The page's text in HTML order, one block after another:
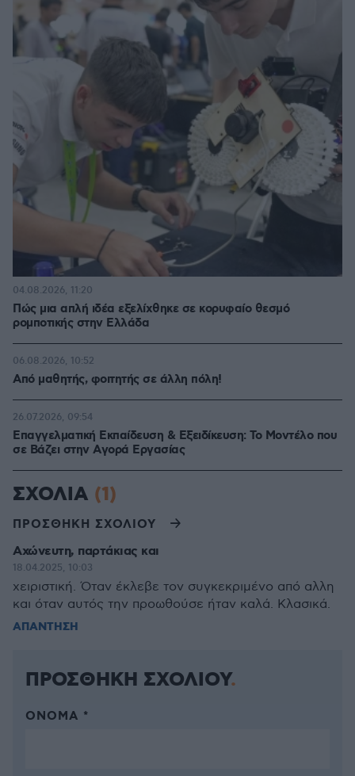
Πώς μια απλή ιδέα εξελίχθηκε σε κορυφαίο θεσμό
ρομποτικής στην Ελλάδα
04.08.2026, 11:20
Από μαθητής, φοιτητής σε άλλη πόλη!
06.08.2026, 10:52
Επαγγελματική Εκπαίδευση & Εξειδίκευση: Το Mοντέλο που
σε Bάζει στην Aγορά Eργασίας
26.07.2026, 09:54
ΣΧΟΛΙΑ (1)
ΠΡΟΣΘΗΚΗ ΣΧΟΛΙΟΥ
Αχώνευτη, παρτάκιας και
18.04.2025, 10:03
χειριστική. Όταν έκλεβε τον συγκεκριμένο από αλλη
και όταν αυτός την προωθούσε ήταν καλά. Κλασικά.
ΑΠΑΝΤΗΣΗ
ΠΡΟΣΘΗΚΗ ΣΧΟΛΙΟΥ
ΌΝΟΜΑ *